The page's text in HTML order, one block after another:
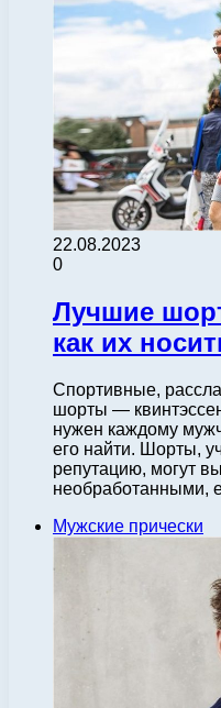
22.08.2023
0
Лучшие
как их
Спортивные,
шорты —
нужен каждому
его найти. Шорты,
репутацию, могут
необработанными,
Мужские прически